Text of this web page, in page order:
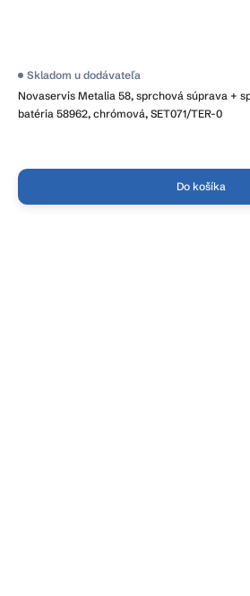
Novaservis Metalia 58, sprchová súprava +
batéria 58962, chrómová, SET071/TER-0
Skladom u dodávateľa
Do košíka